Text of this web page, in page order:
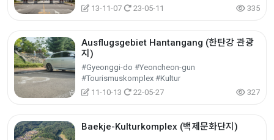
13-11-07
23-05-11 335
Ausflugsgebiet Hantangang (한탄강 관광
지)
#Gyeonggi-do #Yeoncheon-gun
#Tourismuskomplex #Kultur
11-10-13
22-05-27 327
Baekje-Kulturkomplex (백제문화단지)